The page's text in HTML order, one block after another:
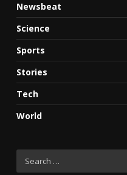
Newsbeat
Science
Sports
Stories
Tech
World